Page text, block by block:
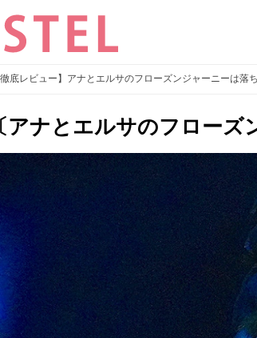
徹底レビュー】アナとエルサのフローズンジャーニーは
ナとエルサのフローズ